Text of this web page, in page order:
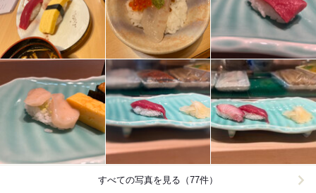
すべての写真を見る（77件）